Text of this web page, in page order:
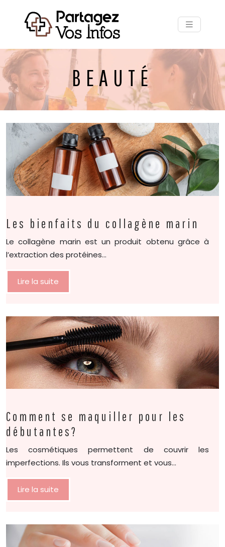
BEAUTÉ
Les bienfaits du collagène marin
Le collagène marin est un produit obtenu grâce à
l’extraction des protéines…
Lire la suite
Comment se maquiller pour les
débutantes?
Les cosmétiques permettent de couvrir les
imperfections. Ils vous transforment et vous…
Lire la suite